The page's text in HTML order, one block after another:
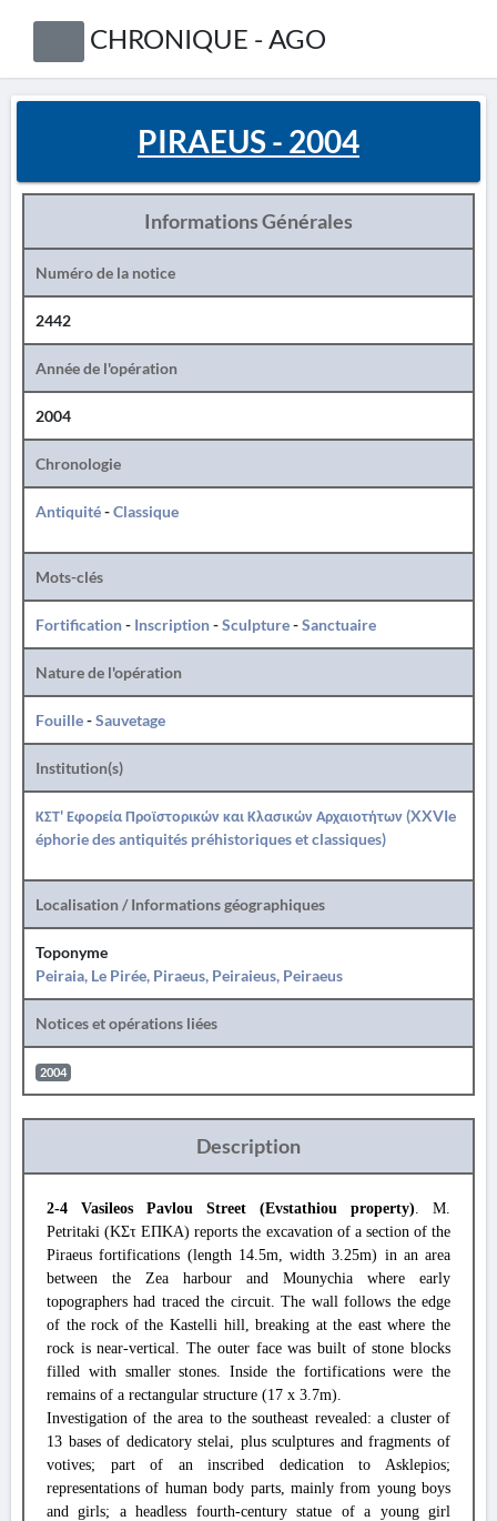
CHRONIQUE - AGO
PIRAEUS - 2004
Informations Générales
Numéro de la notice
2442
Année de l'opération
2004
Chronologie
Antiquité-Classique
Mots-clés
Fortification- Inscription-Sculpture-Sanctuaire
Nature de l'opération
Fouille-Sauvetage
Institution(s)
ΚΣΤ' Εφορεία Προϊστορικών και Κλασικών Αρχαιοτήτων (XXVIe
éphorie des antiquités préhistoriques et classiques)
Localisation / Informations géographiques
Toponyme
Peiraia, Le Pirée, Piraeus, Peiraieus, Peiraeus
Notices et opérations liées
2004
Description
2-4 Vasileos Pavlou Street (Evstathiou property). M.
Petritaki (ΚΣτ ΕΠΚΑ) reports the excavation of a section of the
Piraeus fortifications (length 14.5m, width 3.25m) in an area
between the Zea harbour and Mounychia where early
topographers had traced the circuit. The wall follows the edge
of the rock of the Kastelli hill, breaking at the east where the
rock is near-vertical. The outer face was built of stone blocks
filled with smaller stones. Inside the fortifications were the
remains of a rectangular structure (17 x 3.7m).
Investigation of the area to the southeast revealed: a cluster of
13 bases of dedicatory stelai, plus sculptures and fragments of
votives; part of an inscribed dedication to Asklepios;
representations of human body parts, mainly from young boys
and girls; a headless fourth-century statue of a young girl